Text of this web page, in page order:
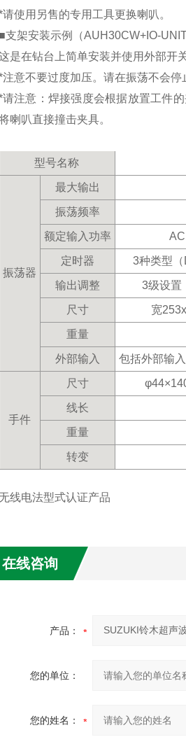
请使用另售的专用工具更换喇叭。
■支架安装示例（AUH30CW+IO-UNIT
是在钻台上简单安装并使用外部开
注意不要过度加压。请在振荡不会停
请注意：焊接强度会根据放置工件
喇叭直接撞击夹具。
型号名称
振荡器
最大输出
振荡频率
额定输入功率
定时器 3种类型（
输出调整 3级设置
尺寸 宽
重量
外部输入 包括外部输
手件
尺寸
线长
重量
转变
无线电法型式认证产品
在线咨询
产品：
您的单位：
您的姓名：